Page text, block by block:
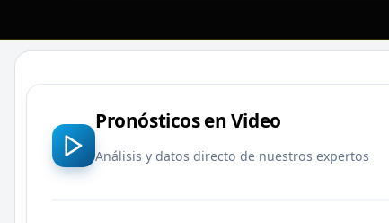
Pronósticos en Video
Análisis y datos directo de nuestros expertos